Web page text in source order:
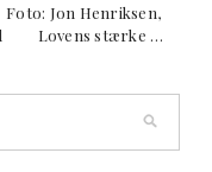
Jon Henriksen,
Lovens stærke …